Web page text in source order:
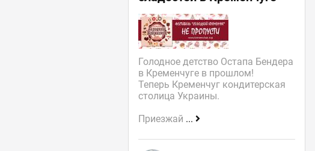
Голодное детство Остапа Бендера
в Кременчуге в прошлом!
Теперь Кременчуг кондитерская
столица Украины.
Приезжай ...